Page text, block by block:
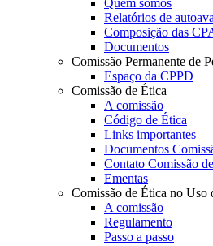
Relatórios de
Composição das
Documentos
Comissão Permanente de
Espaço da CPPD
Comissão de Ética
A comissão
Código de Ética
Links importantes
Documentos
Contato Comissão
Ementas
Comissão de Ética no
A comissão
Regulamento
Passo a passo